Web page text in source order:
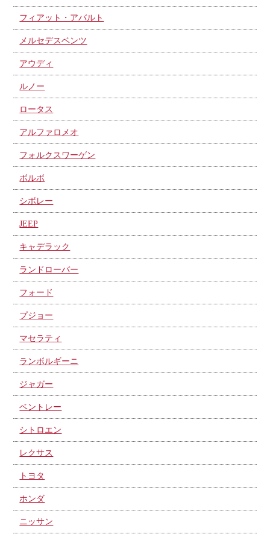
フィアット・アバルト
メルセデスベンツ
アウディ
ルノー
ロータス
アルファロメオ
フォルクスワーゲン
ボルボ
シボレー
JEEP
キャデラック
ランドローバー
フォード
プジョー
マセラティ
ランボルギーニ
ジャガー
ベントレー
シトロエン
レクサス
トヨタ
ホンダ
ニッサン